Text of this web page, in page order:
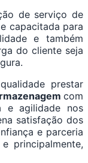
de serviço de
capacitada para
e também
do cliente seja
prestar
com
e agilidade nos
satisfação dos
e parceria
principalmente,